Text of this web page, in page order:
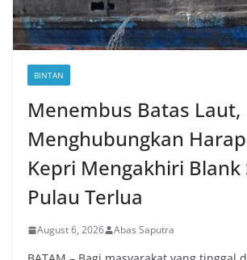
BINTAN
Menembus Batas Laut,
Menghubungkan
Kepri Mengakhiri Blank
Pulau Terlua
August 6, 2026 Abas Saputra